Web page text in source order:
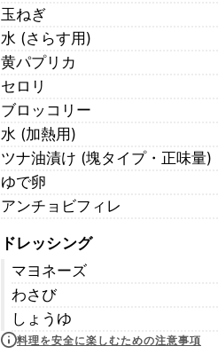
玉ねぎ
水 (さらす用)
黄パプリカ
セロリ
ブロッコリー
水 (加熱用)
ツナ油漬け (塊タイプ・正味量)
ゆで卵
アンチョビフィレ
ドレッシング
マヨネーズ
わさび
しょうゆ
料理を安全に楽しむための注意事項